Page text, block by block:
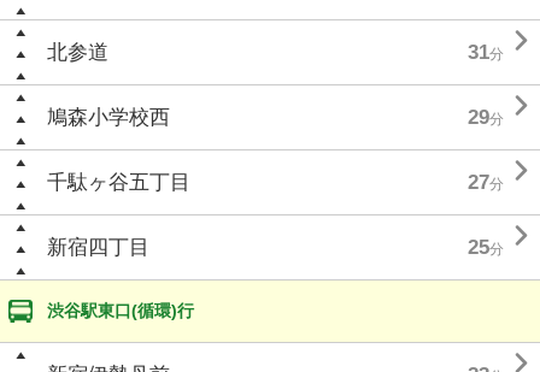
北参道 31分 
鳩森小学校西 29分 
千駄ヶ谷五丁目 27分 
新宿四丁目 25分 
渋谷駅東口(循環)行